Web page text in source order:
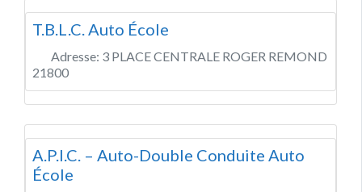
T.B.L.C. Auto École
Adresse: 3 PLACE CENTRALE ROGER REMOND
21800
A.P.I.C. – Auto-Double Conduite Auto
École